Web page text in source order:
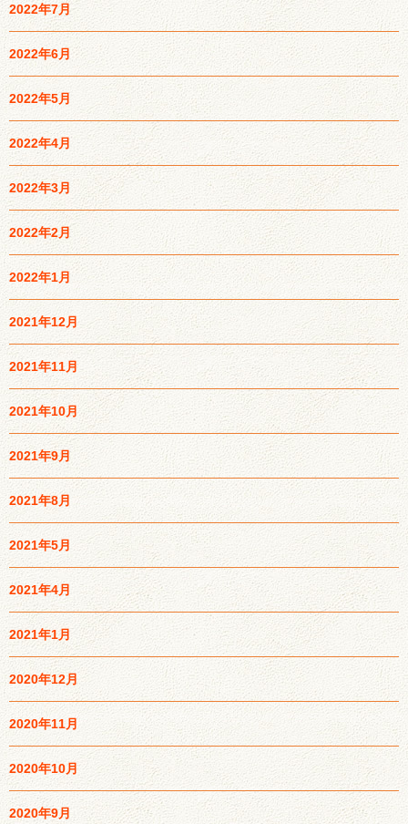
2022年7月
2022年6月
2022年5月
2022年4月
2022年3月
2022年2月
2022年1月
2021年12月
2021年11月
2021年10月
2021年9月
2021年8月
2021年5月
2021年4月
2021年1月
2020年12月
2020年11月
2020年10月
2020年9月